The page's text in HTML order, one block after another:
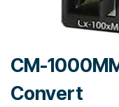
CM-
Convert